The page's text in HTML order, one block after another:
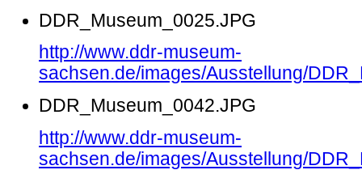
DDR_Museum_0025.JPG
http://www.ddr-museum-
sachsen.de/images/Ausstellung/
DDR_Museum_0042.JPG
http://www.ddr-museum-
sachsen.de/images/Ausstellung/